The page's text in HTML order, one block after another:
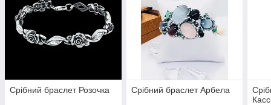
Срібний браслет Розочка Срібний браслет Арбела